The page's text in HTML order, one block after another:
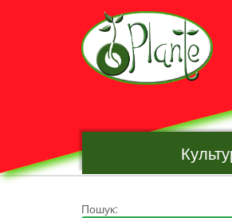
Пошук: